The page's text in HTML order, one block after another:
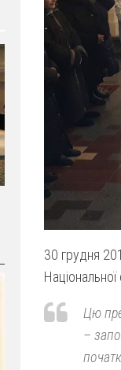
30 грудня
Національної
Цю
–